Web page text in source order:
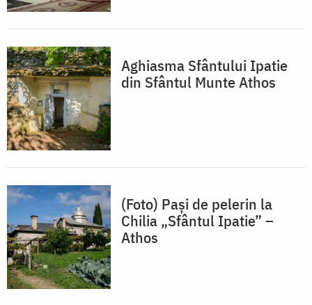
Aghiasma Sfântului Ipatie
din Sfântul Munte Athos
(Foto) Pași de pelerin la
Chilia „Sfântul Ipatie” –
Athos